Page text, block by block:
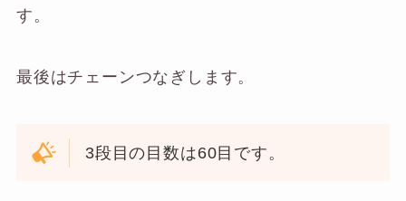
す。
最後はチェーンつなぎします。
3段目の目数は60目です。